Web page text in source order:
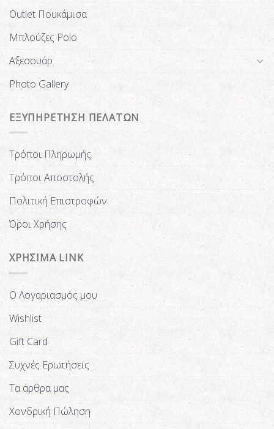
Outlet Πουκάμισα
Μπλούζες Polo
Αξεσουάρ
Photo Gallery
ΕΞΥΠΗΡΕΤΗΣΗ ΠΕΛΑΤΩΝ
Τρόποι Πληρωμής
Τρόποι Αποστολής
Πολιτική Επιστροφών
Όροι Χρήσης
ΧΡΗΣΙΜΑ LINK
Ο Λογαριασμός μου
Wishlist
Gift Card
Συχνές Ερωτήσεις
Τα άρθρα μας
Χονδρική Πώληση